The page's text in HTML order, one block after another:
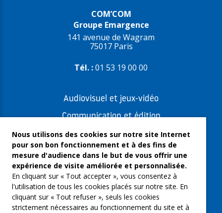
COM’COM
Groupe Emargence
141 avenue de Wagram
75017 Paris
Tél. :01 53 19 00 00
Audiovisuel et jeux-vidéo
Communication et édition
Freelances et artistes-auteurs
Musique et spectacles
Qui sommes-nous ?
Groupe Emargence
C’moi le chef
Nous utilisons des cookies sur notre site Internet
pour son bon fonctionnement et à des fins de
mesure d'audience dans le but de vous offrir une
expérience de visite améliorée et personnalisée.
En cliquant sur « Tout accepter », vous consentez à
l'utilisation de tous les cookies placés sur notre site. En
cliquant sur « Tout refuser », seuls les cookies
strictement nécessaires au fonctionnement du site et à